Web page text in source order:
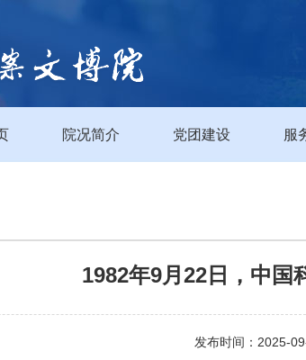
院况简介 党团建设 服
1982年9月22日，中国
发布时间：2025-